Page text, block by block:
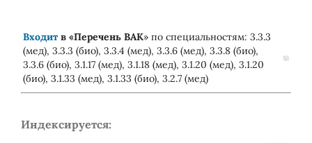
Входит в «Перечень ВАК» по специальностям: 3.3.3
(мед), 3.3.3 (био), 3.3.4 (мед), 3.3.6 (мед), 3.3.8 (био),
3.3.6 (био), 3.1.17 (мед), 3.1.18 (мед), 3.1.20 (мед), 3.1.20
(био), 3.1.33 (мед), 3.1.33 (био), 3.2.7 (мед)
Индексируется: